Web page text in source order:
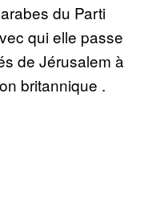
du Parti
qui elle passe
de Jérusalem à
britannique .